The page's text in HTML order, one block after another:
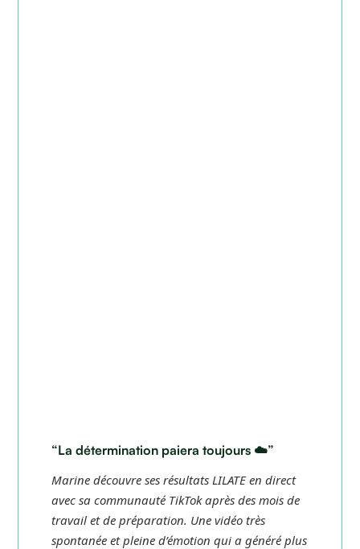
“La détermination paiera toujours ☁️”
Marine découvre ses résultats LILATE en direct
avec sa communauté TikTok après des mois de
travail et de préparation. Une vidéo très
spontanée et pleine d’émotion qui a généré plus